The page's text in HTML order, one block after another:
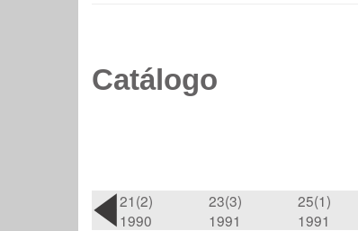
Catálogo
21(2)
1990
23(3)
1991
25(1)
1991